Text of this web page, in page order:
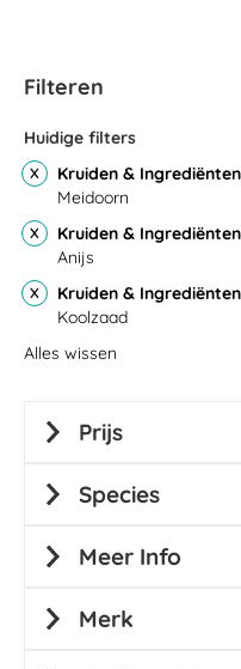
Filteren
Huidige filters
Kruiden & Ingrediënten
Meidoorn
Kruiden & Ingrediënten
Anijs
Kruiden & Ingrediënten
Koolzaad
Alles wissen
Prijs
Species
Meer Info
Merk